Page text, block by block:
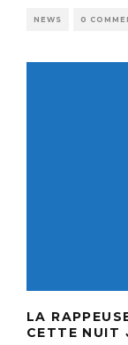
NEWS 0
LA
CETTE NUIT